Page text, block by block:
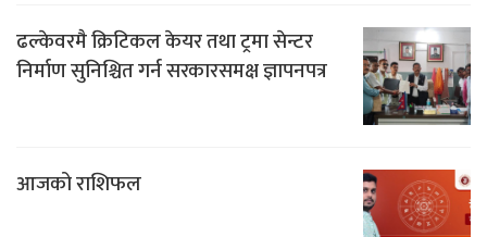
ढल्केवरमै क्रिटिकल केयर तथा ट्रमा सेन्टर
निर्माण सुनिश्चित गर्न सरकारसमक्ष ज्ञापनपत्र
आजको राशिफल